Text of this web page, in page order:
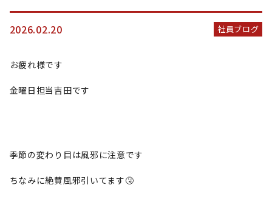
2026.02.20 社員ブログ
お疲れ様です
金曜日担当吉田です
季節の変わり目は風邪に注意です
ちなみに絶賛風邪引いてます🤧